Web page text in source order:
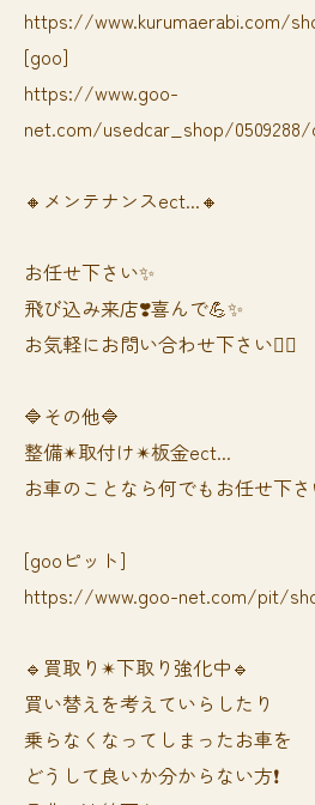
https://www.kurumaerabi.com/
[goo]
https://www.goo-
net.com/usedcar_shop/0509288/
🔸メンテナンスect...🔸
お任せ下さい✨
飛び込み来店❣️喜んで💪✨
お気軽にお問い合わせ下さい🙆‍♀️
🔷その他🔷
整備✴︎取付け✴︎板金ect...
お車のことなら何でもお任せ下
[gooピット]
https://www.goo-net.com/pit/
🔹買取り✴︎下取り強化中🔹
買い替えを考えていらしたり
乗らなくなってしまったお車を
どうして良いか分からない方❗️